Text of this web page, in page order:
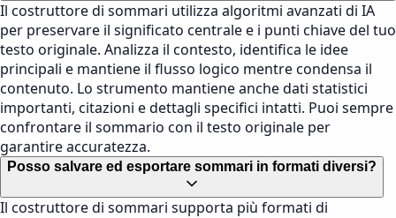
Il costruttore di sommari utilizza algoritmi avanzati di IA
per preservare il significato centrale e i punti chiave del tuo
testo originale. Analizza il contesto, identifica le idee
principali e mantiene il flusso logico mentre condensa il
contenuto. Lo strumento mantiene anche dati statistici
importanti, citazioni e dettagli specifici intatti. Puoi sempre
confrontare il sommario con il testo originale per
garantire accuratezza.
Posso salvare ed esportare sommari in formati diversi?
Il costruttore di sommari supporta più formati di